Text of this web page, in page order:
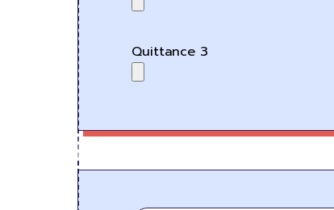
Quittance 3